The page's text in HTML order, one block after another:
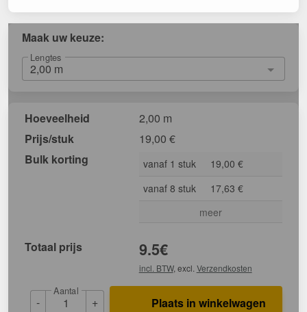
Maak uw keuze:
Lengtes
Hoeveelheid
2,00 m
Prijs/stuk
19,00 €
Bulk korting
vanaf 1 stuk
19,00 €
vanaf 8 stuk
17,63 €
meer
Totaal prijs 9.5€
incl. BTW, excl. Verzendkosten
-
Aantal
+ Plaats in winkelwagen